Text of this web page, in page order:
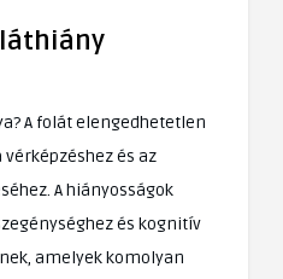
A folát elengedhetetlen
vérképzéshez és az
A hiányosságok
és kognitív
amelyek komolyan